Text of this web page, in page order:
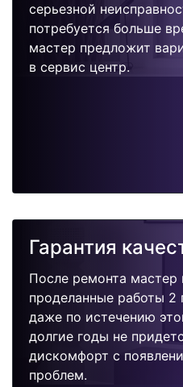
серьезной
потребуется больше
мастер предложит
в сервис центр.
Гарантия
После ремонта мастер
проделанные работы 2
даже по истечению
долгие годы не
дискомфорт с
проблем.